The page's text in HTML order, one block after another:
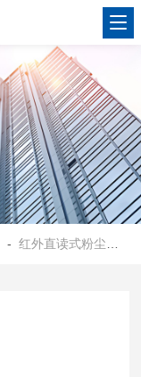
-红外直读式粉尘浓度测量仪